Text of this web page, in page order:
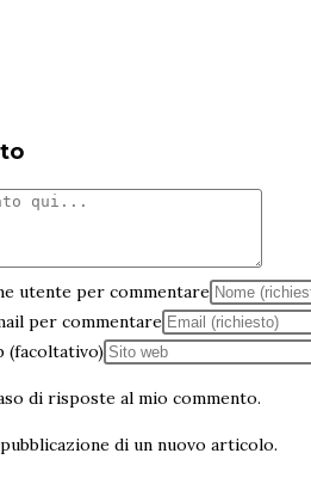
utente per commentare
per commentare
(facoltativo)
di risposte al mio commento.
di un nuovo articolo.